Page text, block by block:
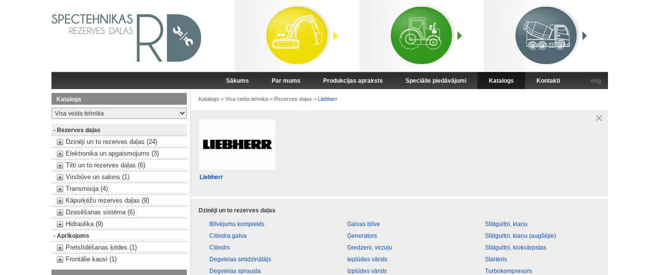
Sākums Par mums Produkcijas apraksts Speciālie piedāvājumi Katalogs Kontakti eng
Katalogs
- Rezerves daļas
Dzinēji un to rezerves daļas (24)
Elektronika un apgaismojums (3)
Tilti un to rezerves daļas (6)
Virsbūve un salons (1)
Transmisija (4)
Kāpurķēžu rezerves daļas (9)
Dzesēšanas sistēma (6)
Hidraulika (9)
- Aprīkojums
Pretslīdēšanas ķēdes (1)
Frontālie kausi (1)
Katalogs > Visa veida tehnika> Rezerves daļas > Liebherr
Liebherr
Dzinēji un to rezerves daļas
Blīvējumu komplekts
Cilindra galva
Cilindrs
Degvielas smidzinātājs
Degvielas sprausla
Galvas blīve
Ģenerators
Gredzeni, virzuļu
Ieplūdes vārsts
Izplūdes vārsts
Slīdgultņi, klaņu
Slīdgultņi, klaņu (augšējie)
Slīdgultņi, kloķvārpstas
Starteris
Turbokompresors